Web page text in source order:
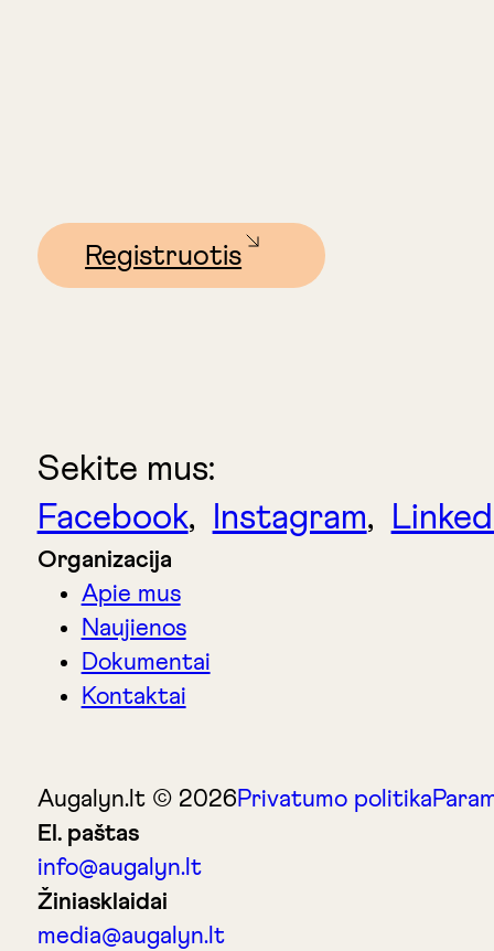
Registruotis
Sekite mus:
Facebook, Instagram,
Organizacija
Apie mus
Naujienos
Dokumentai
Kontaktai
Augalyn.lt © 2026Privatumo politika
El. paštas
info@augalyn.lt
Žiniasklaidai
media@augalyn.lt